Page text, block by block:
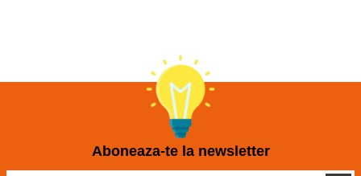
Aboneaza-te la newsletter